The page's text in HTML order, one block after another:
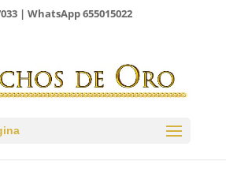
| WhatsApp655015022